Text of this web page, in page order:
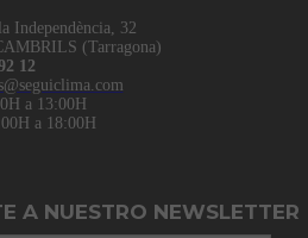
Independència, 32
(Tarragona)
12
a 13:00H
a 18:00H
A NUESTRO NEWSLETTER